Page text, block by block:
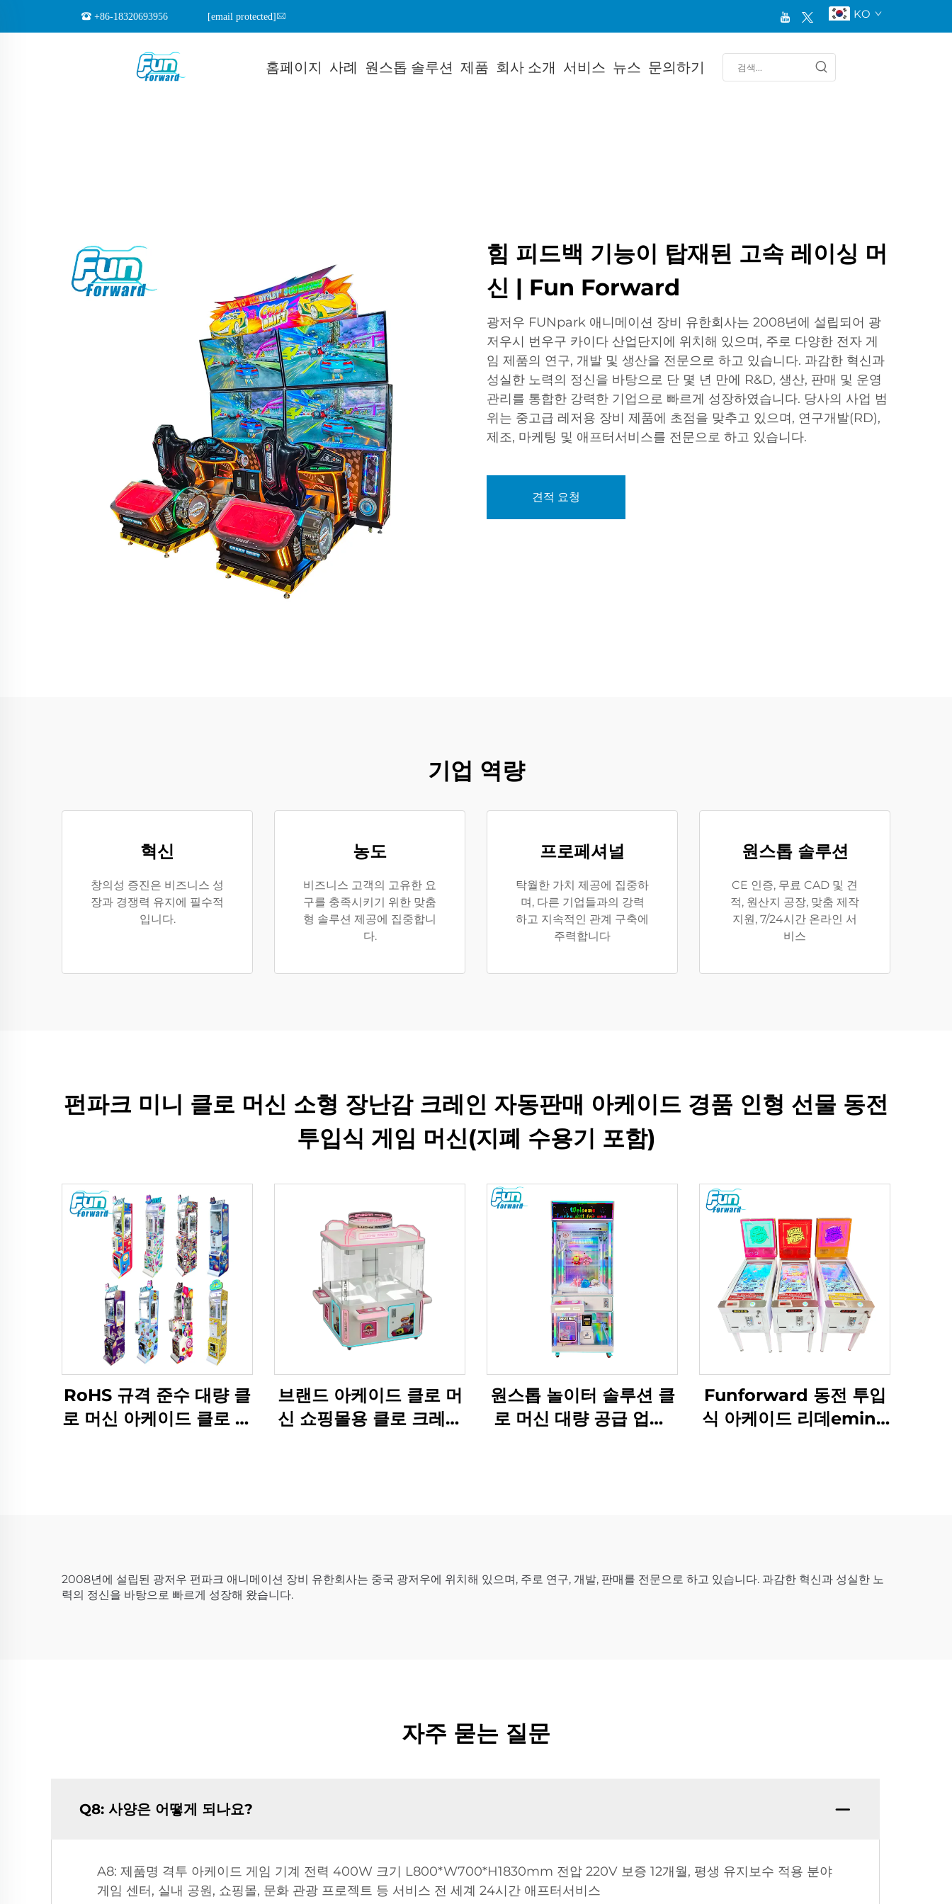
+86-18320693956 [email protected] KO
홈페이지 사례 원스톱 솔루션 제품 회사 소개 서비스 뉴스 문의하기
힘 피드백 기능이 탑재된 고속 레이싱 머
신 | Fun Forward
광저우 FUNpark 애니메이션 장비 유한회사는 2008년에 설립되어 광
저우시 번우구 카이다 산업단지에 위치해 있으며, 주로 다양한 전자 게
임 제품의 연구, 개발 및 생산을 전문으로 하고 있습니다. 과감한 혁신과
성실한 노력의 정신을 바탕으로 단 몇 년 만에 R&D, 생산, 판매 및 운영
관리를 통합한 강력한 기업으로 빠르게 성장하였습니다. 당사의 사업 범
위는 중고급 레저용 장비 제품에 초점을 맞추고 있으며, 연구개발(RD),
제조, 마케팅 및 애프터서비스를 전문으로 하고 있습니다.
견적 요청
기업 역량
혁신
창의성 증진은 비즈니스 성
장과 경쟁력 유지에 필수적
입니다.
농도
비즈니스 고객의 고유한 요
구를 충족시키기 위한 맞춤
형 솔루션 제공에 집중합니
다.
프로페셔널
탁월한 가치 제공에 집중하
며, 다른 기업들과의 강력
하고 지속적인 관계 구축에
주력합니다
원스톱 솔루션
CE 인증, 무료 CAD 및 견
적, 원산지 공장, 맞춤 제작
지원, 7/24시간 온라인 서
비스
펀파크 미니 클로 머신 소형 장난감 크레인 자동판매 아케이드 경품 인형 선물 동전
투입식 게임 머신(지폐 수용기 포함)
RoHS 규격 준수 대량 클
로 머신 아케이드 클로 머
브랜드 아케이드 클로 머
신 쇼핑몰용 클로 크레인
원스톱 놀이터 솔루션 클
로 머신 대량 공급 업체,
Funforward 동전 투입
식 아케이드 리데eming
2008년에 설립된 광저우 펀파크 애니메이션 장비 유한회사는 중국 광저우에 위치해 있으며, 주로 연구, 개발, 판매를 전문으로 하고 있습니다. 과감한 혁신과 성실한 노
력의 정신을 바탕으로 빠르게 성장해 왔습니다.
자주 묻는 질문
Q8: 사양은 어떻게 되나요?
A8: 제품명 격투 아케이드 게임 기계 전력 400W 크기 L800*W700*H1830mm 전압 220V 보증 12개월, 평생 유지보수 적용 분야
게임 센터, 실내 공원, 쇼핑몰, 문화 관광 프로젝트 등 서비스 전 세계 24시간 애프터서비스